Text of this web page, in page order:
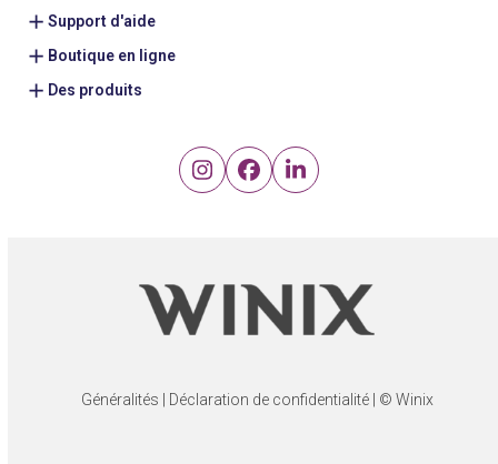
Support d'aide
Boutique en ligne
Des produits
Instagram
FacebookLinkedIn
Généralités Déclaration de confidentialité| © Winix